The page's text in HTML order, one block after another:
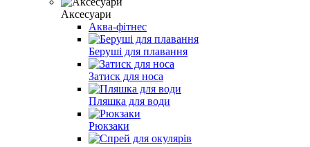
Аксесуари
Аква-фітнес
Беруші для плавання
Затиск для носа
Пляшка для води
Рюкзаки